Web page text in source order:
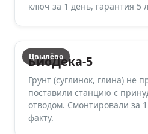
ключ за 1 день, гарантия 5
Цвылёво
БиоДека-5
Грунт (суглинок, глина) не
поставили станцию с
отводом. Смонтировали за
факту.